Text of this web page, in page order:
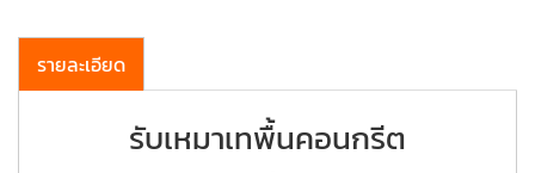
รายละเอียด
รับเหมาเทพื้นคอนกรีต